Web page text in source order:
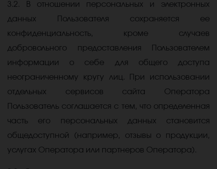
3.2. В отношении персональных и электронных
данных Пользователя сохраняется ее
конфиденциальность, кроме случаев
добровольного предоставления Пользователем
информации о себе для общего доступа
неограниченному кругу лиц. При использовании
отдельных сервисов сайта Оператора
Пользователь соглашается с тем, что определенная
часть его персональных данных становится
общедоступной (например, отзывы о продукции,
услугах Оператора или партнеров Оператора).